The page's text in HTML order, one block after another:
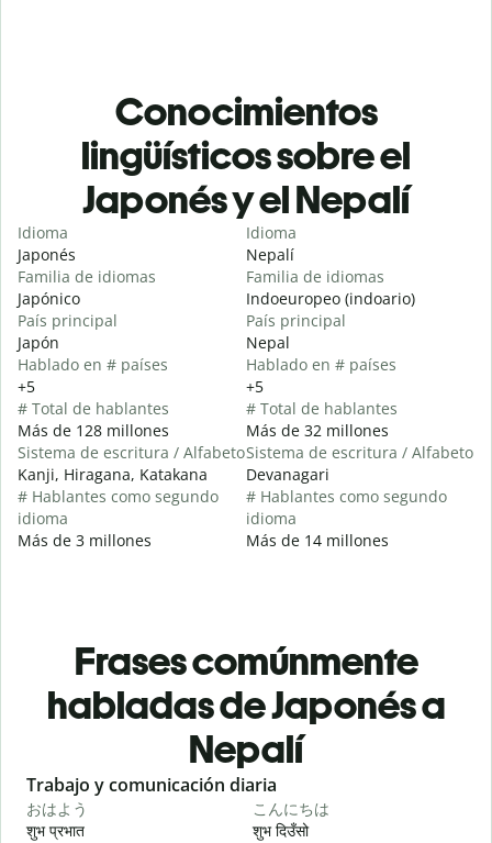
Conocimientos
lingüísticos sobre el
Japonés y el Nepalí
Idioma
Japonés
Familia de idiomas
Japónico
País principal
Japón
Hablado en # países
+5
# Total de hablantes
Más de 128 millones
Sistema de escritura / Alfabeto
Kanji, Hiragana, Katakana
# Hablantes como segundo
idioma
Más de 3 millones
Idioma
Nepalí
Familia de idiomas
Indoeuropeo (indoario)
País principal
Nepal
Hablado en # países
+5
# Total de hablantes
Más de 32 millones
Sistema de escritura / Alfabeto
Devanagari
# Hablantes como segundo
idioma
Más de 14 millones
Frases comúnmente
habladas de Japonés a
Nepalí
Slide 1 of 6
Trabajo y comunicación diaria
おはよう
शुभ प्रभात
こんにちは
शुभ दिउँसो